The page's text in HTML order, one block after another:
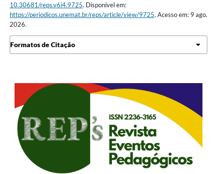
10.30681/reps.v6i4.9725. Disponível em:
https://periodicos.unemat.br/reps/article/view/9725. Acesso em: 9 ago.
2026.
Formatos de Citação